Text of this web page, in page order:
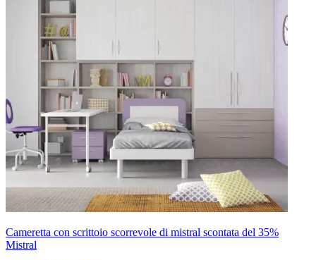
Cameretta con scrittoio scorrevole di mistral scontata del 35%
Mistral